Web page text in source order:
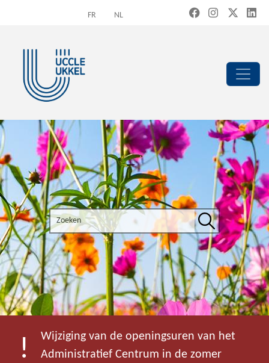
FR NL
Search the site
Zoeken
Wijziging van de openingsuren van het
Administratief Centrum in de zomer